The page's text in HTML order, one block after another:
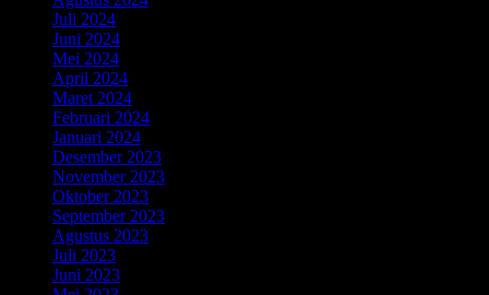
Juli 2024
Juni 2024
Mei 2024
April 2024
Maret 2024
Februari 2024
Januari 2024
Desember 2023
November 2023
Oktober 2023
September 2023
Agustus 2023
Juli 2023
Juni 2023